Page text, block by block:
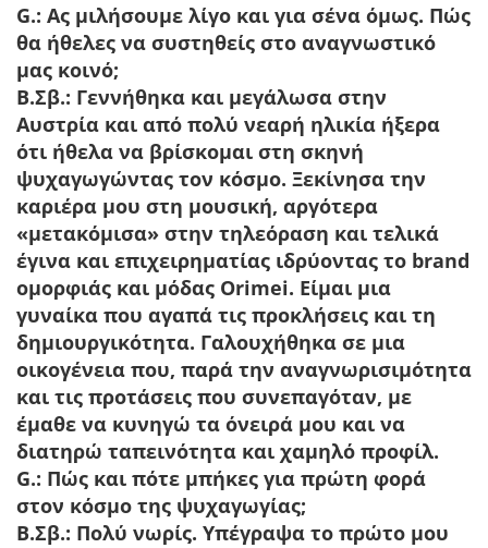
G.: Ας μιλήσουμε λίγο και για σένα όμως. Πώς
θα ήθελες να συστηθείς στο αναγνωστικό
μας κοινό;
Β.Σβ.: Γεννήθηκα και μεγάλωσα στην
Αυστρία και από πολύ νεαρή ηλικία ήξερα
ότι ήθελα να βρίσκομαι στη σκηνή
ψυχαγωγώντας τον κόσμο. Ξεκίνησα την
καριέρα μου στη μουσική, αργότερα
«μετακόμισα» στην τηλεόραση και τελικά
έγινα και επιχειρηματίας ιδρύοντας το brand
ομορφιάς και μόδας Orimei. Είμαι μια
γυναίκα που αγαπά τις προκλήσεις και τη
δημιουργικότητα. Γαλουχήθηκα σε μια
οικογένεια που, παρά την αναγνωρισιμότητα
και τις προτάσεις που συνεπαγόταν, με
έμαθε να κυνηγώ τα όνειρά μου και να
διατηρώ ταπεινότητα και χαμηλό προφίλ.
G.: Πώς και πότε μπήκες για πρώτη φορά
στον κόσμο της ψυχαγωγίας;
Β.Σβ.: Πολύ νωρίς. Υπέγραψα το πρώτο μου